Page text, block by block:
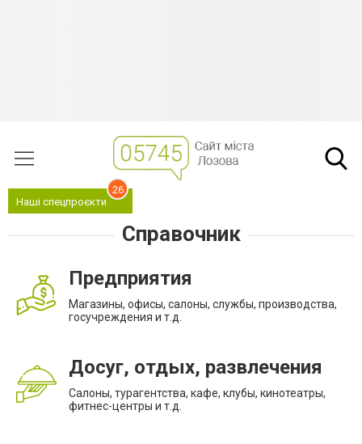
Наші спецпроєкти
26
Справочник
Предприятия
Магазины, офисы, салоны, службы, производства,
госучреждения и т.д.
Досуг, отдых, развлечения
Салоны, турагентства, кафе, клубы, кинотеатры,
фитнес-центры и т.д.